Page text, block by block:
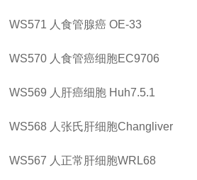
WS571 人食管腺癌 OE-33
WS570 人食管癌细胞EC9706
WS569 人肝癌细胞 Huh7.5.1
WS568 人张氏肝细胞Changliver
WS567 人正常肝细胞WRL68